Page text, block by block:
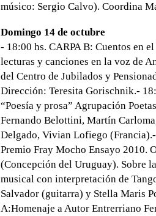
músico: Sergio Calvo). Coordina
Domingo 14 de octubre
- 18:00 hs. CARPA B: Cuentos en
lecturas y canciones en la voz de
del Centro de Jubilados y
Dirección: Teresita Gorischnik.-
“Poesía y prosa” Agrupación
Fernando Belottini, Martín
Delgado, Vivian Lofiego
Premio Fray Mocho Ensayo 2010.
(Concepción del Uruguay). Sobre
musical con interpretación de
Salvador (guitarra) y Stella Maris
A:Homenaje a Autor Entrerriano